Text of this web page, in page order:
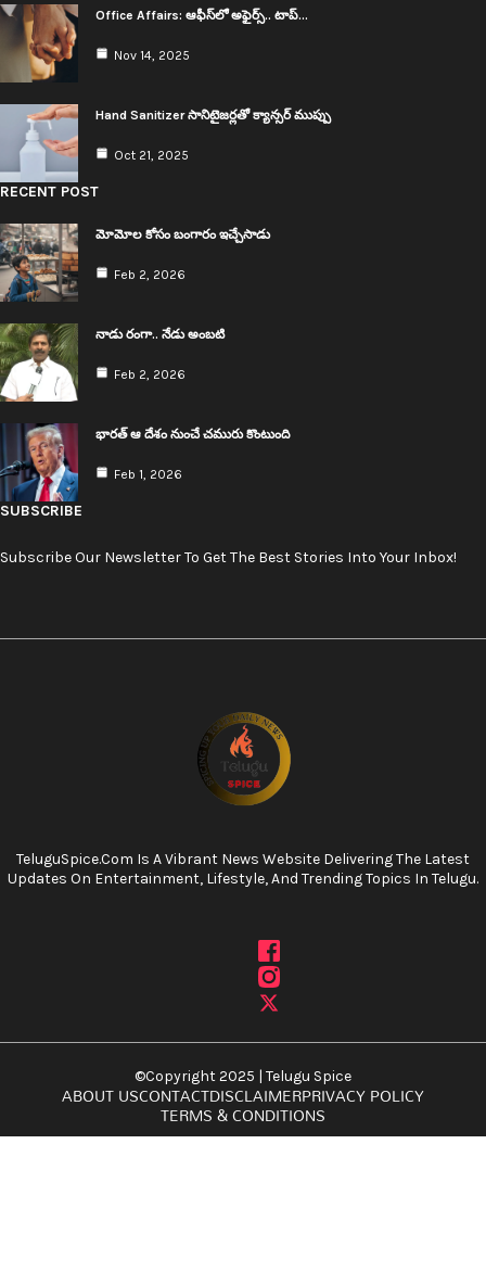
Office Affairs: ఆఫీస్‌లో అఫైర్స్.. టాప్…
Nov 14, 2025
Hand Sanitizer సానిటైజ‌ర్ల‌తో క్యాన్స‌ర్ ముప్పు
Oct 21, 2025
RECENT POST
మోమోల కోసం బంగారం ఇచ్చేసాడు
Feb 2, 2026
నాడు రంగా.. నేడు అంబ‌టి
Feb 2, 2026
భార‌త్ ఆ దేశం నుంచే చ‌మురు కొంటుంది
Feb 1, 2026
SUBSCRIBE
Subscribe Our Newsletter To Get The Best Stories Into Your Inbox!
TeluguSpice.com Is A Vibrant News Website Delivering The Latest
Updates On Entertainment, Lifestyle, And Trending Topics In Telugu.
©Copyright 2025 | Telugu Spice
ABOUT USCONTACTDISCLAIMERPRIVACY POLICY
TERMS & CONDITIONS